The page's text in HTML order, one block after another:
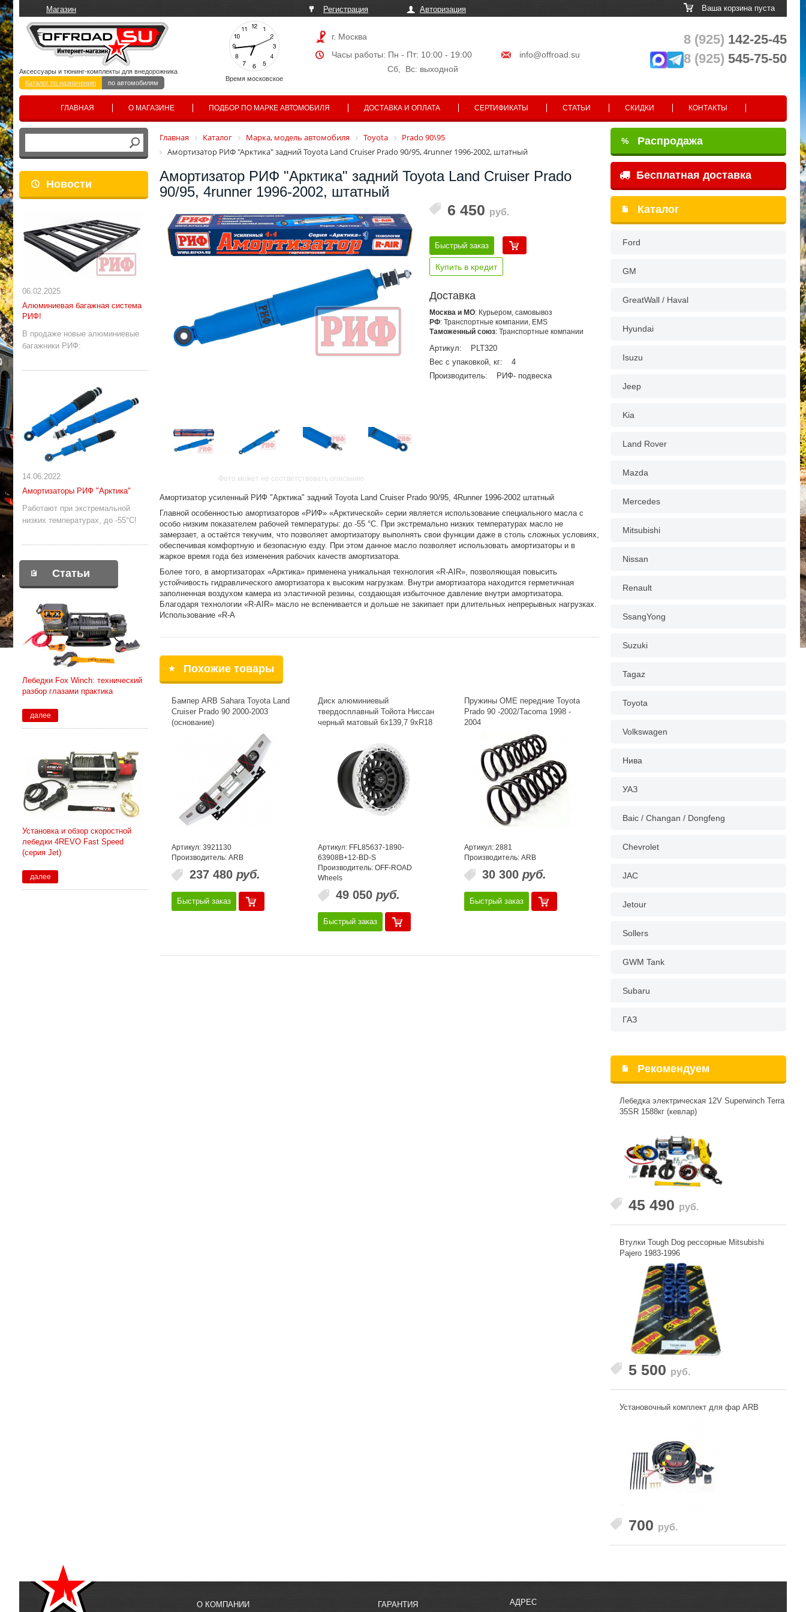
Магазин Регистрация Авторизация Ваша корзина пуста
Время московское
Аксессуары и тюнинг-комплекты для внедорожника
Каталог по назначению
по автомобилям
г. Москва
Часы работы: Пн - Пт: 10:00 - 19:00
info@offroad.su
Сб, Вс: выходной
8 (925) 142-25-45
8 (925) 545-75-50
ГЛАВНАЯ О МАГАЗИНЕ ПОДБОР ПО МАРКЕ АВТОМОБИЛЯ ДОСТАВКА И ОПЛАТА СЕРТИФИКАТЫ СТАТЬИ СКИДКИ КОНТАКТЫ
Новости
06.02.2025
Алюминиевая багажная система
РИФ!
В продаже новые алюминиевые
багажники РИФ:
14.06.2022
Амортизаторы РИФ "Арктика"
Работают при экстремальной
низких температурах, до -55°С!
Статьи
Лебедки Fox Winch: технический
разбор глазами практика
далее
Установка и обзор скоростной
лебедки 4REVO Fast Speed
(серия Jet)
далее
Главная Каталог Марка, модель автомобиля Toyota
Prado 90\95
Амортизатор РИФ "Арктика" задний Toyota Land Cruiser Prado 90/95, 4runner 1996-2002, штатный
Амортизатор РИФ "Арктика" задний Toyota Land Cruiser Prado
90/95, 4runner 1996-2002, штатный
Фото может не соответствовать описанию
6 450 руб.
Быстрый заказ
Купить в кредит
Доставка
Москва и МО: Курьером, самовывоз
РФ: Транспортные компании, EMS
Таможенный союз: Транспортные компании
Артикул:
PLT320
Вес с упаковкой, кг:
4
Производитель:
РИФ- подвеска
Амортизатор усиленный РИФ "Арктика" задний Toyota Land Cruiser Prado 90/95, 4Runner 1996-2002 штатный
Главной особенностью амортизаторов «РИФ» «Арктической» серии является использование специального масла с
особо низким показателем рабочей температуры: до -55 °С. При экстремально низких температурах масло не
замерзает, а остаётся текучим, что позволяет амортизатору выполнять свои функции даже в столь сложных условиях,
обеспечивая комфортную и безопасную езду. При этом данное масло позволяет использовать амортизаторы и в
жаркое время года без изменения рабочих качеств амортизатора.
Более того, в амортизаторах «Арктика» применена уникальная технология «R-AIR», позволяющая повысить
устойчивость гидравлического амортизатора к высоким нагрузкам. Внутри амортизатора находится герметичная
заполненная воздухом камера из эластичной резины, создающая избыточное давление внутри амортизатора.
Благодаря технологии «R-AIR» масло не вспенивается и дольше не закипает при длительных непрерывных нагрузках.
Использование «R-A
Похожие товары
Бампер ARB Sahara Toyota Land
Cruiser Prado 90 2000-2003
(основание)
Артикул: 3921130
Производитель: ARB
237 480 руб.
Быстрый заказ
Диск алюминиевый
твердосплавный Тойота Ниссан
черный матовый 6x139,7 9xR18
Артикул: FFL85637-1890-
63908B+12-BD-S
Производитель: OFF-ROAD
Wheels
49 050 руб.
Быстрый заказ
Пружины OME передние Toyota
Prado 90 -2002/Tacoma 1998 -
2004
Артикул: 2881
Производитель: ARB
30 300 руб.
Быстрый заказ
% Распродажа
Бесплатная доставка
Каталог
Ford
GM
GreatWall / Haval
Hyundai
Isuzu
Jeep
Kia
Land Rover
Mazda
Mercedes
Mitsubishi
Nissan
Renault
SsangYong
Suzuki
Tagaz
Toyota
Volkswagen
Нива
УАЗ
Baic / Changan / Dongfeng
Chevrolet
JAC
Jetour
Sollers
GWM Tank
Subaru
ГАЗ
Рекомендуем
Лебедка электрическая 12V Superwinch Terra
35SR 1588кг (кевлар)
45 490 руб.
Втулки Tough Dog рессорные Mitsubishi
Pajero 1983-1996
5 500 руб.
Установочный комплект для фар ARB
700 руб.
О КОМПАНИИ ГАРАНТИЯ АДРЕС